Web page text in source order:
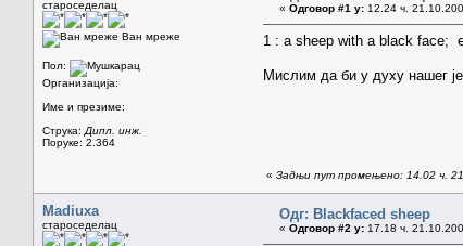
староседелац
Ван мреже
Пол:
Организација:
Име и презиме:
Струка: Дипл. инж.
Поруке: 2.364
« Одговор #1 у: 12.24 ч.
1 : a sheep with a black face;
Мислим да би у духу нашег
« Задњи пут промењено: 14.02 ч.
Madiuxa
староседелац
Одг: Blackfaced sheep
« Одговор #2 у: 17.18 ч.